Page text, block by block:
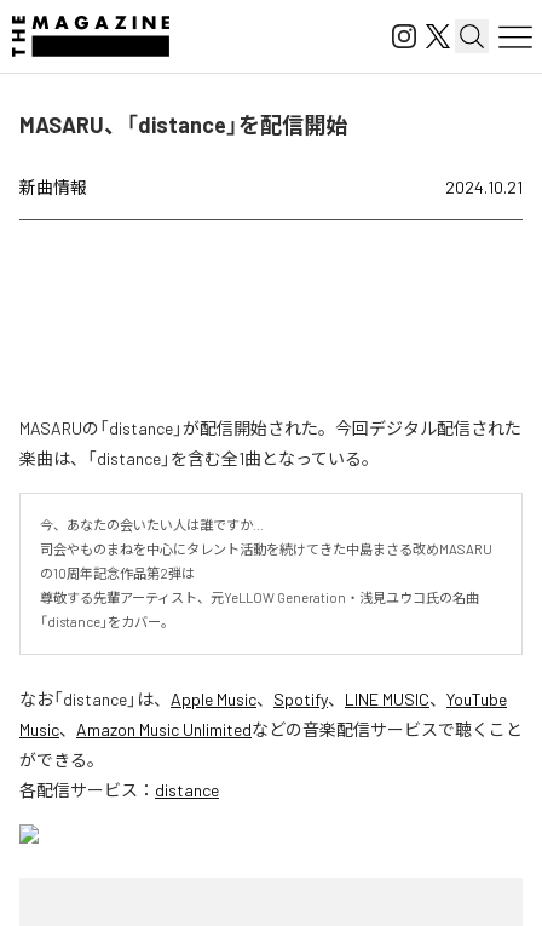
MASARU、「distance」を配信開始
新曲情報 2024.10.21
MASARUの「distance」が配信開始された。今回デジタル配信された
楽曲は、「distance」を含む全1曲となっている。
今、あなたの会いたい人は誰ですか…
司会やものまねを中心にタレント活動を続けてきた中島まさる改めMASARU
の10周年記念作品第2弾は
尊敬する先輩アーティスト、元YeLLOW Generation・浅見ユウコ氏の名曲
「distance」をカバー。
なお「distance」は、 Apple Music、 Spotify、 LINE MUSIC、 YouTube
Music、 Amazon Music Unlimitedなどの音楽配信サービスで聴くこと
ができる。
各配信サービス： distance